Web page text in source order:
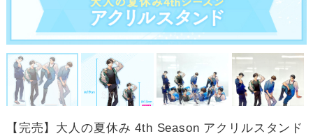
【完売】大人の夏休み 4th Season アクリルスタンド